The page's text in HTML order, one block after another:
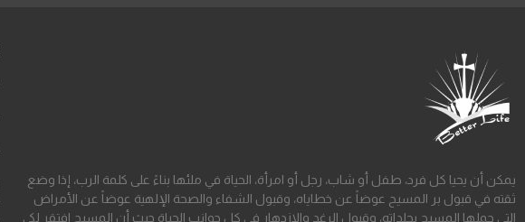
يمكن أن يحيا كل فرد، طفل أو شاب، رجل أو امرأة، الحياة في ملئها بناءً على كلمة الرب، إذا وضع
ثقته في قبول بر المسيح عوضاً عن خطاياه، وقبول الشفاء والصحة الإلهية عوضاً عن الأمراض
التي حملها المسيح بجلداته، وقبول الرغد والازدهار في كل جوانب الحياة حيث أن المسيح افتقر لكي